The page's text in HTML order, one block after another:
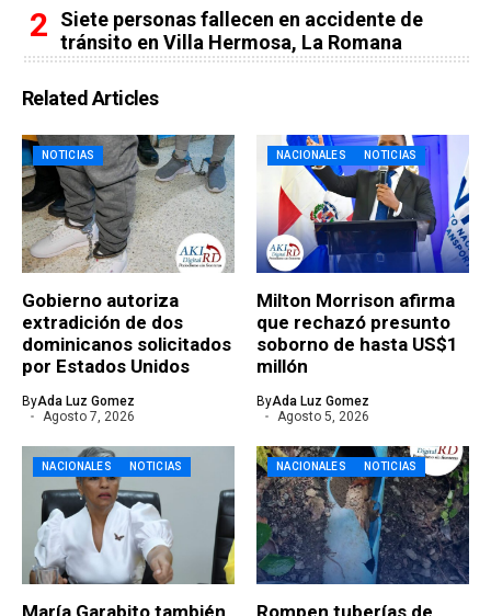
Siete personas fallecen en accidente de
tránsito en Villa Hermosa, La Romana
Related Articles
NOTICIAS
Gobierno autoriza
extradición de dos
dominicanos solicitados
por Estados Unidos
ByAda Luz Gomez
Agosto 7, 2026
NACIONALES NOTICIAS
Milton Morrison afirma
que rechazó presunto
soborno de hasta US$1
millón
ByAda Luz Gomez
Agosto 5, 2026
NACIONALES NOTICIAS NACIONALES NOTICIAS